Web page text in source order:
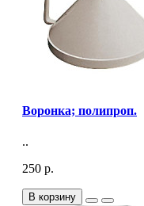
Воронка; полипроп.
..
250 р.
В корзину